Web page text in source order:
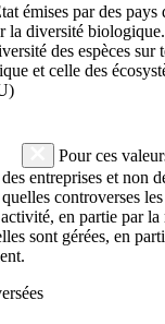
émises par des pays
la diversité
des espèces sur
et celle des
Pour ces
entreprises et non
controverses
en partie par
sont gérées, en